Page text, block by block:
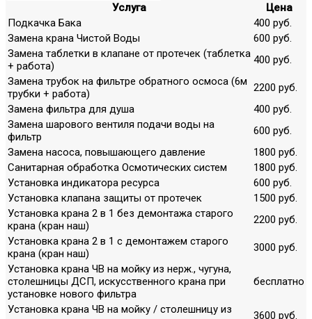
Услуга
Цена
Подкачка Бака
400 руб.
Замена крана Чистой Воды
600 руб.
Замена таблетки в клапане от протечек (таблетка
+ работа)
400 руб.
Замена трубок на фильтре обратного осмоса (6м
трубки + работа)
2200 руб.
Замена фильтра для душа
400 руб.
Замена шарового вентиля подачи воды на
фильтр
600 руб.
Замена насоса, повышающего давление
1800 руб.
Санитарная обработка Осмотических систем
1800 руб.
Установка индикатора ресурса
600 руб.
Установка клапана защиты от протечек
1500 руб.
Установка крана 2 в 1 без демонтажа старого
крана (кран наш)
2200 руб.
Установка крана 2 в 1 с демонтажем старого
крана (кран наш)
3000 руб.
Установка крана ЧВ на мойку из нерж., чугуна,
столешницы ДСП, искусственного крана при
установке нового фильтра
бесплатно
Установка крана ЧВ на мойку / столешницу из
3600 руб.